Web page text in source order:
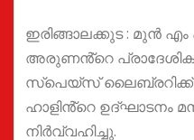
ഇരിങ്ങാലക്കുട : മുൻ
അരുണൻ്റെ
സ്പെയ്സ് ലൈബ്രറിക്ക്
ഹാളിൻ്റെ ഉദ്ഘാടനം
നിർവ്വഹിച്ചു.